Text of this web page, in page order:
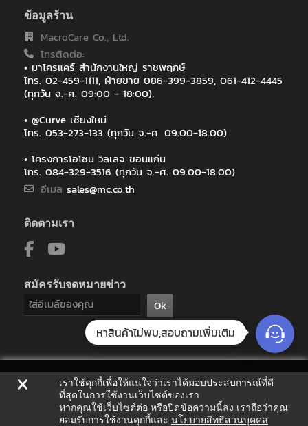
ABOUT USข้อมูลร้าน
MacroCare Co., Ltd.
โทรติดต่อ:
• มาโครแคร์ สำนักงานใหญ่ ราชพฤกษ์
โทร. 02-459-1111, ฝ่ายขาย 086-399-3859, 061-412-4445
(ทุกวัน จ.-ศ. 09:00 - 18:00),
• @Curve เชียงใหม่
โทร. 053-273-133 (ทุกวัน จ.-ศ. 09.00-18.00)
• โครงการโอโซน วิลเลจ ขอนแก่น
โทร. 084-329-3516 (ทุกวัน จ.-ศ. 09.00-18.00)
อีเมล sales@mc.co.th
ติดตามเรา
สมัครรับจดหมายข่าว
Ok
เราใช้คุกกี้เพื่อให้แน่ใจว่าเราได้มอบประสบการณ์ที่ดี
ที่สุดในการใช้งานเว็บไซต์ของเรา
หากคุณใช้เว็บไซต์ต่อ หรือปิดข้อความนี้ลง เราถือว่าคุณ
ยอมรับการใช้งานคุกกี้และ นโยบายสิทธิส่วนบุคคล
หาสินค้าไม่พบ,สอบถามเพิ่มเติม